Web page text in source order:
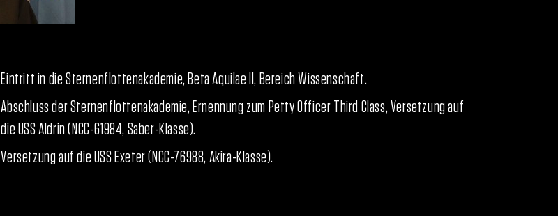
Eintritt in die Sternenflottenakademie, Beta Aquilae II, Bereich Wissenschaft.
Abschluss der Sternenflottenakademie, Ernennung zum Petty Officer Third Class, Versetzung auf
die USS Aldrin (NCC-61984, Saber-Klasse).
Versetzung auf die USS Exeter (NCC-76988, Akira-Klasse).